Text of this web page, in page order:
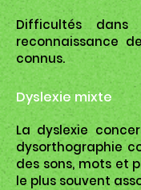
Difficultés dans
reconnaissance
connus.
Dyslexie mixte
La dyslexie
dysorthographie
des sons, mots et
le plus souvent